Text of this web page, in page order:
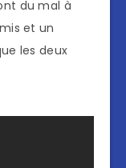
du mal à
et un
les deux